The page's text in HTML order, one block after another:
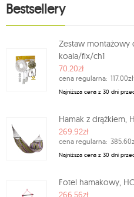
Bestsellery
Zestaw montażowy
koala/fix/ch1
70.20zł
cena regularna: 117.00zł
Najniższa cena z 30 dni
Hamak z drążkiem,
269.92zł
cena regularna:
Najniższa cena z 30 dni
Fotel hamakowy,
266.56zł